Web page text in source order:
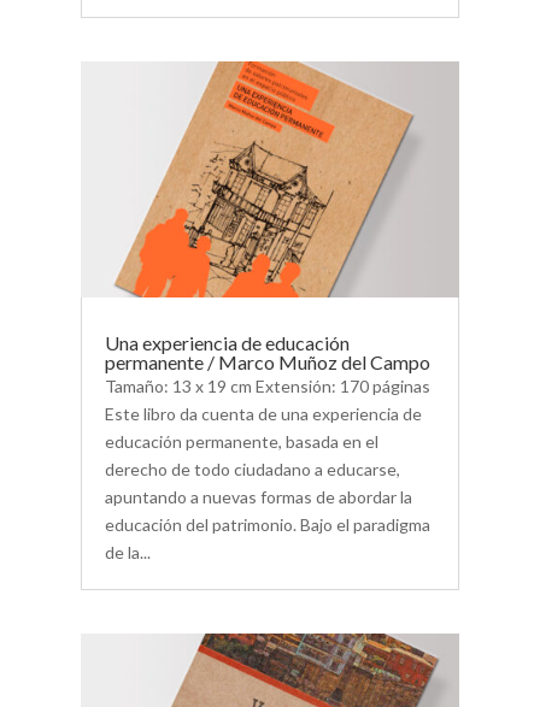
Una experiencia de educación
permanente / Marco Muñoz del Campo
Tamaño: 13 x 19 cm Extensión: 170 páginas
Este libro da cuenta de una experiencia de
educación permanente, ba­sada en el
derecho de todo ciudadano a educarse,
apuntando a nuevas formas de abordar la
educación del patrimonio. Bajo el paradigma
de la...